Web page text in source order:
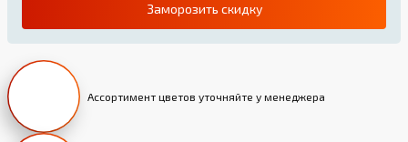
Заморозить скидку
Ассортимент цветов уточняйте у менеджера